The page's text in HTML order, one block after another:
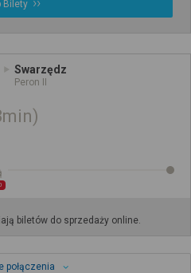
Bilety
Swarzędz
Peron II
biletów do sprzedaży online.
połączenia